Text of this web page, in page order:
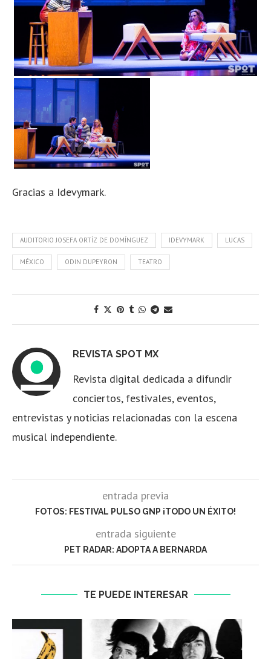
Gracias a Idevymark.
AUDITORIO JOSEFA ORTÍZ DE DOMÍNGUEZ IDEVYMARK LUCAS
MÉXICO ODIN DUPEYRON TEATRO
REVISTA SPOT MX
Revista digital dedicada a difundir
conciertos, festivales, eventos,
entrevistas y noticias relacionadas con la escena
musical independiente.
entrada previa
FOTOS: FESTIVAL PULSO GNP ¡TODO UN ÉXITO!
entrada siguiente
PET RADAR: ADOPTA A BERNARDA
TE PUEDE INTERESAR